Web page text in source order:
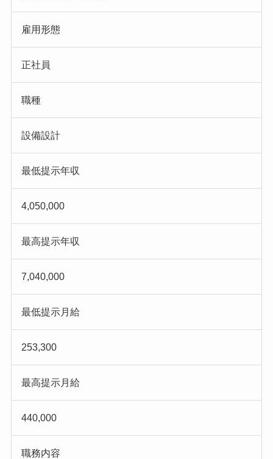
雇用形態
正社員
職種
設備設計
最低提示年収
4,050,000
最高提示年収
7,040,000
最低提示月給
253,300
最高提示月給
440,000
職務内容